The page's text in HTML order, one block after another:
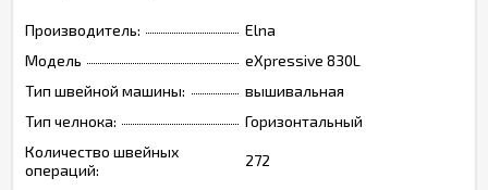
Производитель:
Elna
Модель
eXpressive 830L
Тип швейной машины:
вышивальная
Тип челнока:
Горизонтальный
Количество швейных
операций:
272